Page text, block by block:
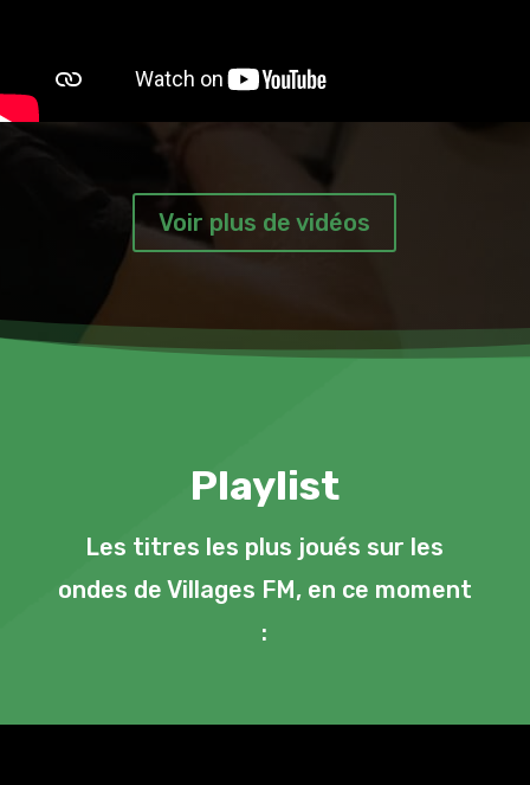
Voir plus de vidéos
Playlist
Les titres les plus joués sur les
ondes de Villages FM, en ce moment
: